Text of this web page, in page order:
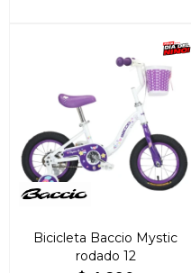
Bicicleta Baccio Mystic
rodado 12